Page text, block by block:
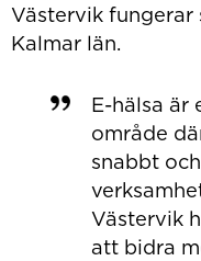
Västervik fungerar
Kalmar län.
E-hälsa är
område
snabbt
Västervik
att bidra